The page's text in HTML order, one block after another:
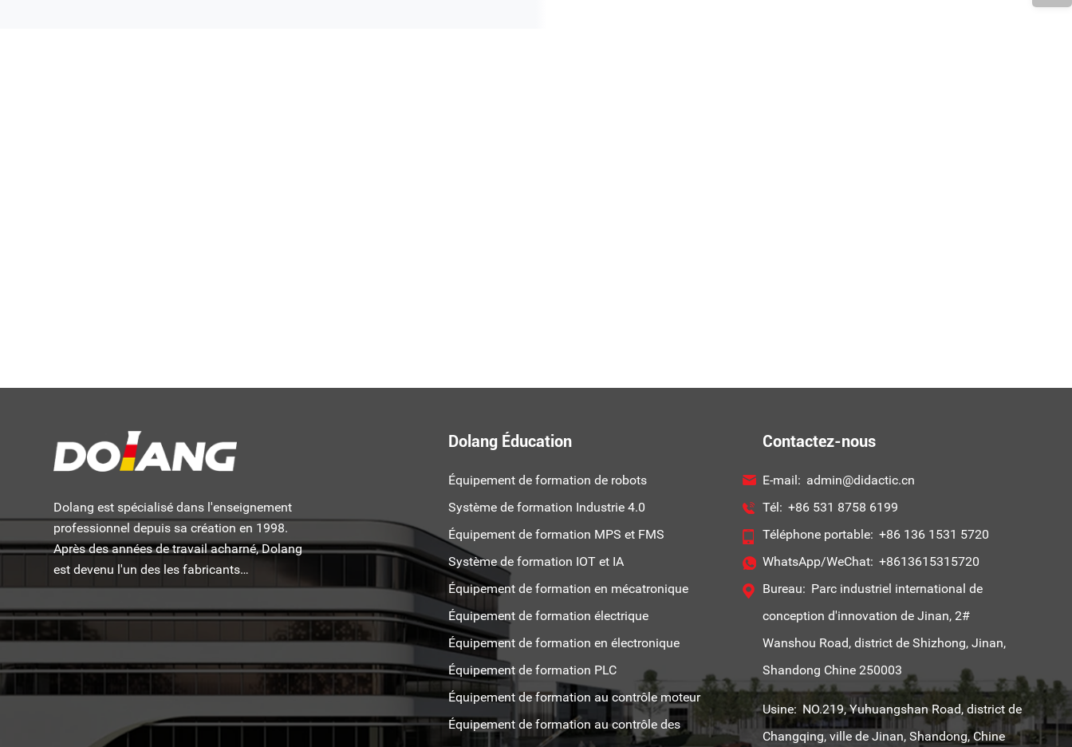
Dolang est spécialisé dans l'enseignement
professionnel depuis sa création en 1998.
Après des années de travail acharné, Dolang
est devenu l'un des les fabricants
d'équipements de formation pédagogique les
plus célèbres au monde.
Dolang Éducation
Équipement de formation de robots
Système de formation Industrie 4.0
Équipement de formation MPS et FMS
Système de formation IOT et IA
Équipement de formation en mécatronique
Équipement de formation électrique
Équipement de formation en électronique
Équipement de formation PLC
Équipement de formation au contrôle moteur
Équipement de formation au contrôle des
Contactez-nous
E-mail: admin@didactic.cn
Tél: +86 531 8758 6199
Téléphone portable: +86 136 1531 5720
WhatsApp/WeChat: +8613615315720
Bureau: Parc industriel international de
conception d'innovation de Jinan, 2#
Wanshou Road, district de Shizhong, Jinan,
Shandong Chine 250003
Usine: NO.219, Yuhuangshan Road, district de
Changqing, ville de Jinan, Shandong, Chine